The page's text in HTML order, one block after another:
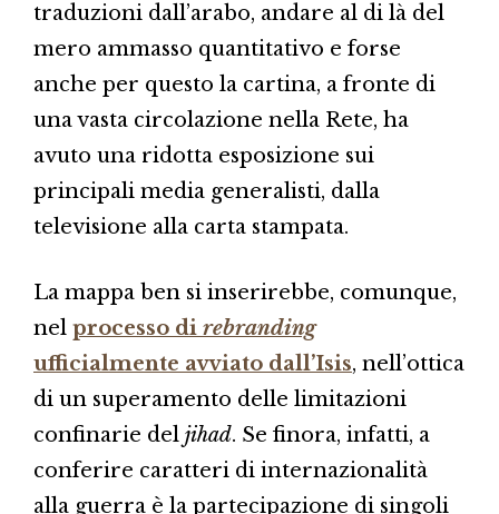
traduzioni dall’arabo, andare al di là del
mero ammasso quantitativo e forse
anche per questo la cartina, a fronte di
una vasta circolazione nella Rete, ha
avuto una ridotta esposizione sui
principali media generalisti, dalla
televisione alla carta stampata.
La mappa ben si inserirebbe, comunque,
nel processo di rebranding
ufficialmente avviato dall’Isis, nell’ottica
di un superamento delle limitazioni
confinarie del jihad. Se finora, infatti, a
conferire caratteri di internazionalità
alla guerra è la partecipazione di singoli